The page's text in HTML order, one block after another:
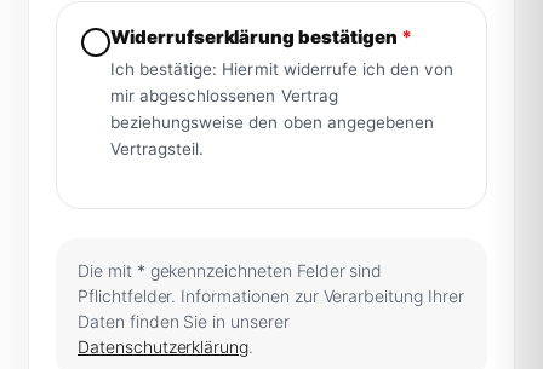
Widerrufserklärung bestätigen *
Ich bestätige: Hiermit widerrufe ich den von
mir abgeschlossenen Vertrag
beziehungsweise den oben angegebenen
Vertragsteil.
Die mit * gekennzeichneten Felder sind
Pflichtfelder. Informationen zur Verarbeitung Ihrer
Daten finden Sie in unserer
Datenschutzerklärung.